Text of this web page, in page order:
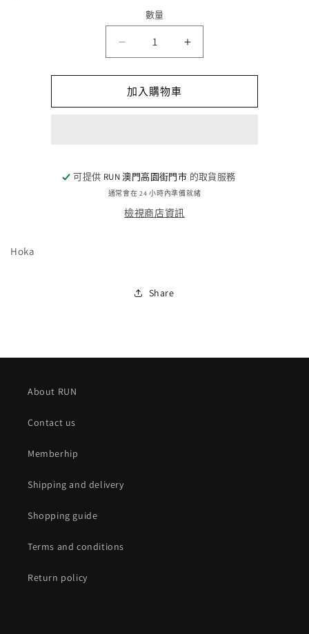
數
量
數量
HOKA
ONE
ONE
ZINAL
-
量
減
少
HOKA
ONE
ONE
-
量
增
加入購物車
可提供 RUN 澳門高園街門巿 的取貨服務
通常會在 24 小時內準備就緒
檢視商店資訊
Hoka
Share
About RUN
Contact us
Memberhip
Shipping and delivery
Shopping guide
Terms and conditions
Return policy